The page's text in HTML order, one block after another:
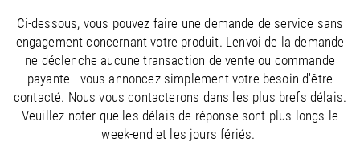
Poland /EN
Portugal /EN ES
Romania/EN
Russian Federation/EN
Serbia/EN
Slovakia/EN
Slovenia /EN
Ci-dessous, vous pouvez faire une demande de service sans
engagement concernant votre produit. L'envoi de la demande
ne déclenche aucune transaction de vente ou commande
payante - vous annoncez simplement votre besoin d'être
contacté. Nous vous contacterons dans les plus brefs délais.
Veuillez noter que les délais de réponse sont plus longs le
week-end et les jours fériés.